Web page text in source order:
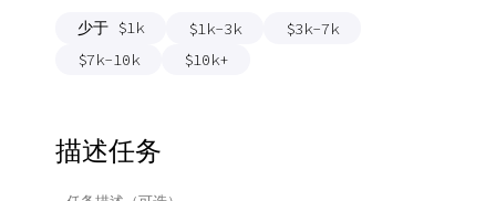
少于 $1k $1k-3k
$3k-7k
$7k-10k
$10k+
描述任务